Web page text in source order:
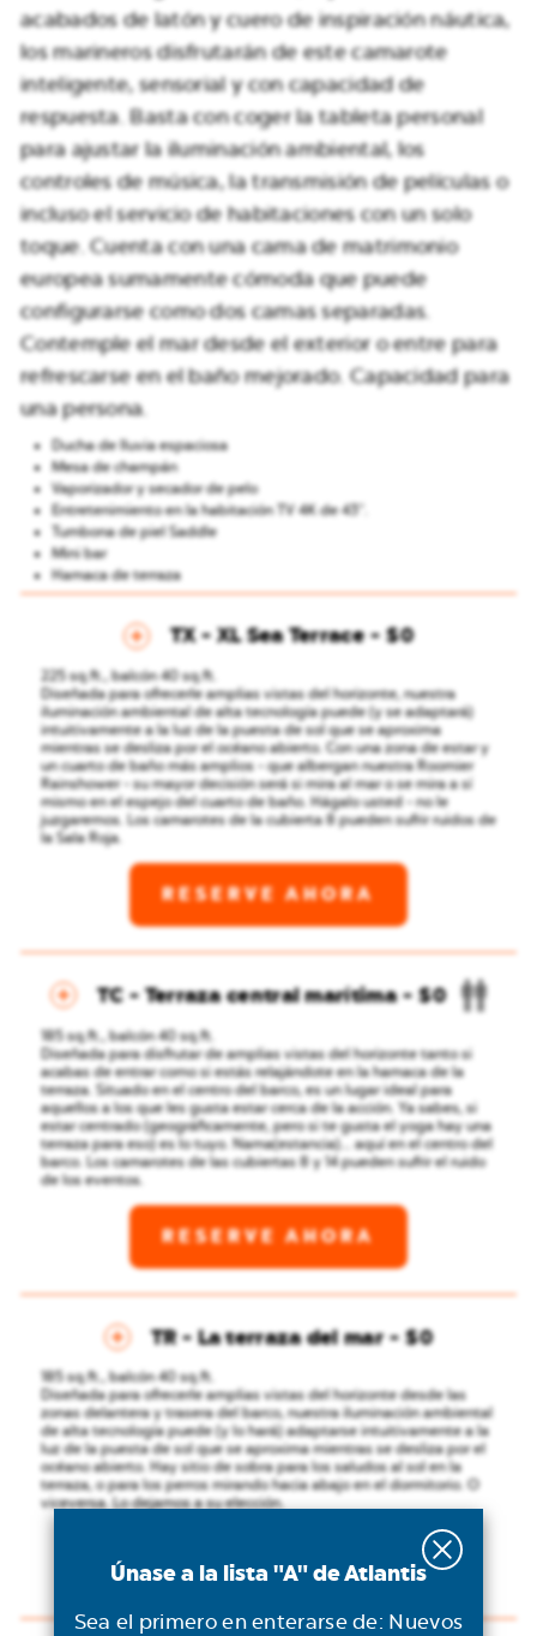
acabados de latón y cuero de inspiración náutica,
los marineros disfrutarán de este camarote
inteligente, sensorial y con capacidad de
respuesta. Basta con coger la tableta personal
para ajustar la iluminación ambiental, los
controles de música, la transmisión de películas o
incluso el servicio de habitaciones con un solo
toque. Cuenta con una cama de matrimonio
europea sumamente cómoda que puede
configurarse como dos camas separadas.
Contemple el mar desde el exterior o entre para
refrescarse en el baño mejorado. Capacidad para
una persona.
Ducha de lluvia espaciosa
Mesa de champán
Vaporizador y secador de pelo
Entretenimiento en la habitación TV 4K de 43″.
Tumbona de piel Saddle
Mini bar
Hamaca de terraza
TX - XL Sea Terrace
225 sq.ft., balcón 40 sq.ft.
Diseñada para ofrecerle amplias vistas del horizonte, nuestra
iluminación ambiental de alta tecnología puede (y se adaptará)
intuitivamente a la luz de la puesta de sol que se aproxima
mientras se desliza por el océano abierto. Con una zona de estar y
un cuarto de baño más amplios - que albergan nuestra Roomier
Rainshower - su mayor decisión será si mira al mar o se mira a sí
mismo en el espejo del cuarto de baño. Hágalo usted - no le
juzgaremos. Los camarotes de la cubierta 8 pueden sufrir ruidos de
la Sala Roja.
$0
RESERVE AHORA
TC - Terraza central marítima
185 sq.ft., balcón 40 sq.ft.
Diseñada para disfrutar de amplias vistas del horizonte tanto si
acabas de entrar como si estás relajándote en la hamaca de la
terraza. Situado en el centro del barco, es un lugar ideal para
aquellos a los que les gusta estar cerca de la acción. Ya sabes, si
estar centrado (geográficamente, pero si te gusta el yoga hay una
terraza para eso) es lo tuyo. Nama(estancia)... aquí en el centro del
barco. Los camarotes de las cubiertas 8 y 14 pueden sufrir el ruido
de los eventos.
para
Atlantis
Share
$0
RESERVE AHORA
TR - La terraza del mar
185 sq.ft., balcón 40 sq.ft.
Diseñada para ofrecerle amplias vistas del horizonte desde las
zonas delantera y trasera del barco, nuestra iluminación ambiental
de alta tecnología puede (y lo hará) adaptarse intuitivamente a la
luz de la puesta de sol que se aproxima mientras se desliza por el
océano abierto. Hay sitio de sobra para los saludos al sol en la
terraza, o para los perros mirando hacia abajo en el dormitorio. O
viceversa. Lo dejamos a su elección.
$0
RESERVE AHORA
Únase a la lista "A" de Atlantis
Sea el primero en enterarse de: Nuevos